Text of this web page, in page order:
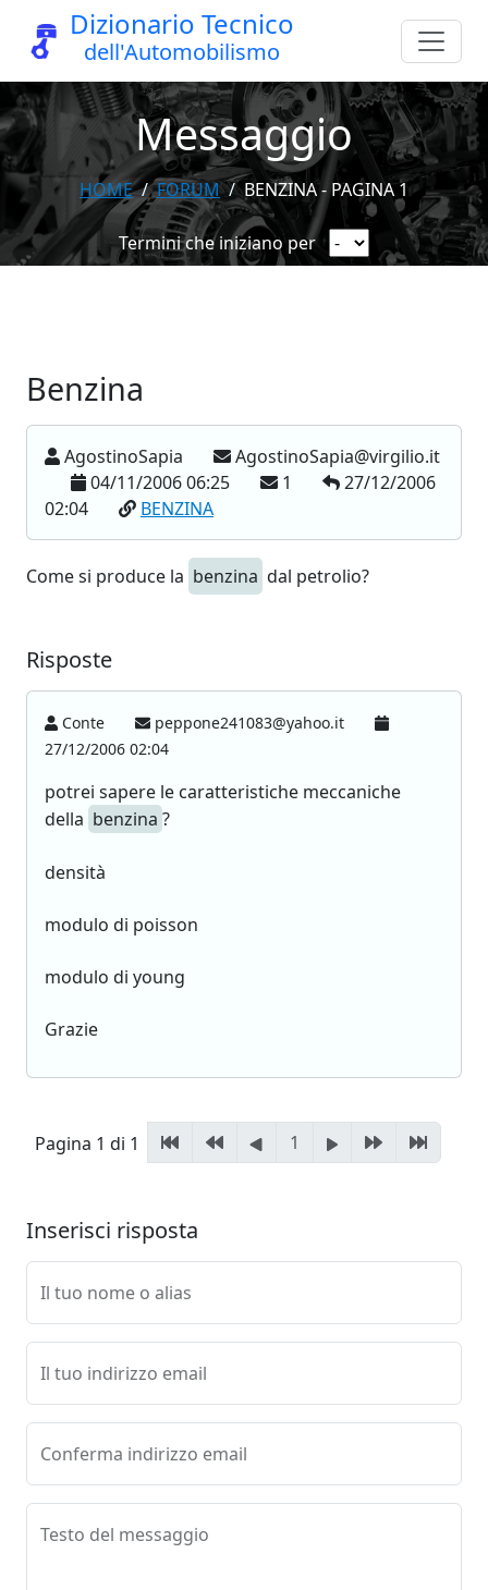
Dizionario Tecnico
dell'Automobilismo
Messaggio
HOME FORUM BENZINA - PAGINA 1
Termini che iniziano per
Benzina
AgostinoSapia
AgostinoSapia@virgilio.it
04/11/2006 06:25
1
27/12/2006
02:04
BENZINA
Come si produce la benzina dal petrolio?
Risposte
Conte
peppone241083@yahoo.it
27/12/2006 02:04
potrei sapere le caratteristiche meccaniche
della benzina ?
densità
modulo di poisson
modulo di young
Grazie
Pagina 1 di 1 1
Inserisci risposta
Il tuo nome o alias
Il tuo indirizzo email
Conferma indirizzo email
Testo del messaggio